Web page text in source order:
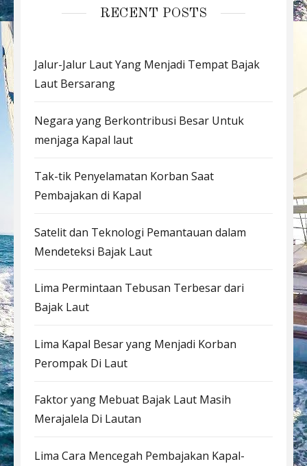
RECENT POSTS
Jalur-Jalur Laut Yang Menjadi Tempat Bajak
Laut Bersarang
Negara yang Berkontribusi Besar Untuk
menjaga Kapal laut
Tak-tik Penyelamatan Korban Saat
Pembajakan di Kapal
Satelit dan Teknologi Pemantauan dalam
Mendeteksi Bajak Laut
Lima Permintaan Tebusan Terbesar dari
Bajak Laut
Lima Kapal Besar yang Menjadi Korban
Perompak Di Laut
Faktor yang Mebuat Bajak Laut Masih
Merajalela Di Lautan
Lima Cara Mencegah Pembajakan Kapal-